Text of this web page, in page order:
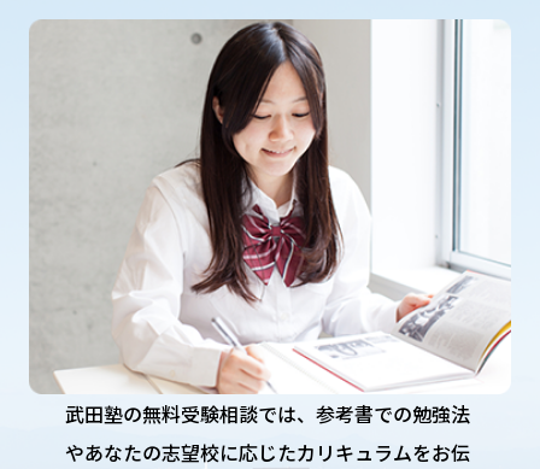
武田塾の無料受験相談では、参考書での勉強法
やあなたの志望校に応じたカリキュラムをお伝